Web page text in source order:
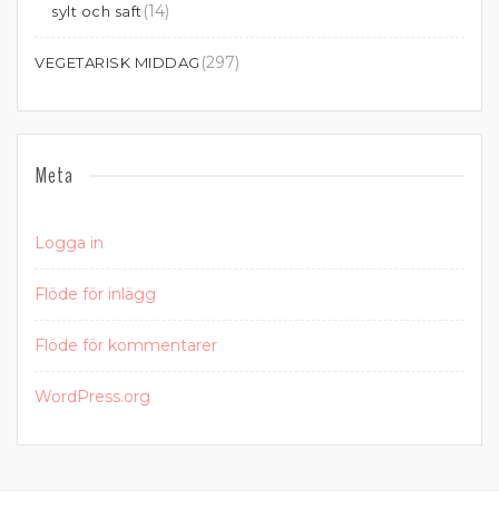
sylt och saft (14)
VEGETARISK MIDDAG (297)
Meta
Logga in
Flöde för inlägg
Flöde för kommentarer
WordPress.org